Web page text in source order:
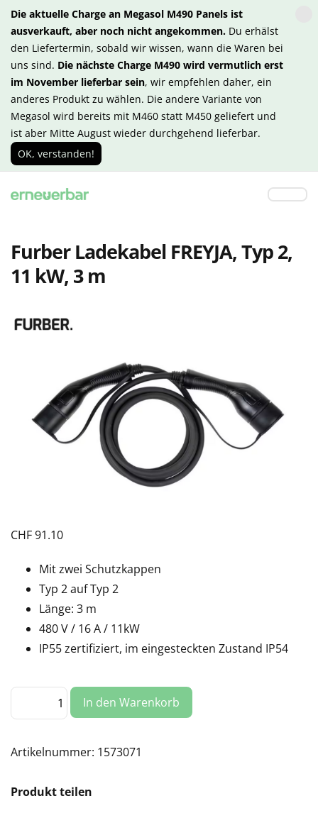
Die aktuelle Charge an Megasol M490 Panels ist
ausverkauft, aber noch nicht angekommen. Du erhälst
den Liefertermin, sobald wir wissen, wann die Waren bei
uns sind. Die nächste Charge M490 wird vermutlich erst
im November lieferbar sein, wir empfehlen daher, ein
anderes Produkt zu wählen. Die andere Variante von
Megasol wird bereits mit M460 statt M450 geliefert und
ist aber Mitte August wieder durchgehend lieferbar.
OK, verstanden!
Furber Ladekabel FREYJA, Typ 2,
11 kW, 3 m
CHF91.10
Mit zwei Schutzkappen
Typ 2 auf Typ 2
Länge: 3 m
480 V / 16 A / 11kW
IP55 zertifiziert, im eingesteckten Zustand IP54
Furber
Ladekabel
FREYJA,
11
kW,
Menge
In den Warenkorb
Artikelnummer: 1573071
Produkt teilen